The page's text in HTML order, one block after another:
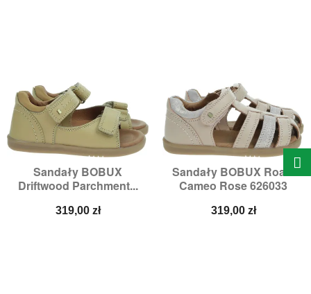
Sandały BOBUX
Driftwood Parchment...
Cena
319,00 zł
Sandały BOBUX Roam
Cameo Rose 626033
Cena
319,00 zł